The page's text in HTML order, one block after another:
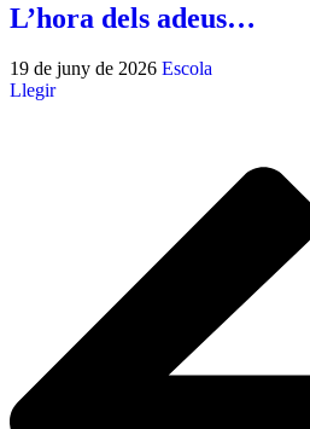
L’hora dels adeus…
19 de juny de 2026 Escola
Llegir